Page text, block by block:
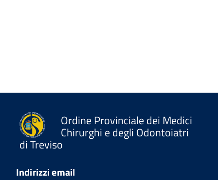
Ordine Provinciale dei Medici
Chirurghi e degli Odontoiatri
di Treviso
Indirizzi email